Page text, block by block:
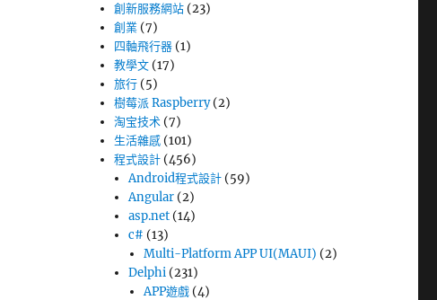
創新服務網站 (23)
創業 (7)
四軸飛行器 (1)
教學文 (17)
旅行 (5)
樹莓派 Raspberry(2)
淘宝技术 (7)
生活雜感 (101)
程式設計 (456)
Android程式設計 (59)
Angular (2)
asp.net (14)
c# (13)
Multi-Platform APP UI(MAUI) (2)
Delphi (231)
APP遊戲(4)